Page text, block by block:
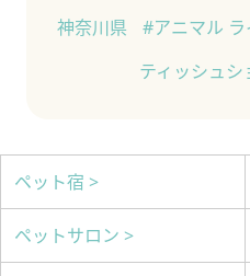
神奈川県
#アニマル
ティッシュシ
ペット宿 >
ペットサロン >